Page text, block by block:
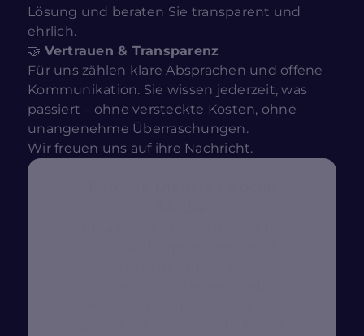
Lösung und beraten Sie transparent und
ehrlich.
🤝 Vertrauen & Transparenz
Für uns zählen klare Absprachen und offene
Kommunikation. Sie wissen jederzeit, was
passiert – ohne versteckte Kosten, ohne
unangenehme Überraschungen.
Wir freuen uns auf ihre Nachricht.